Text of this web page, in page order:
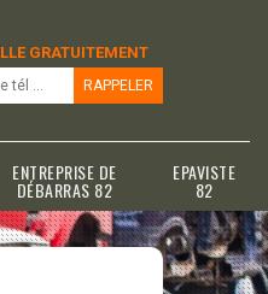
GRATUITEMENT
ENTREPRISE DE
DÉBARRAS 82
EPAVISTE
82